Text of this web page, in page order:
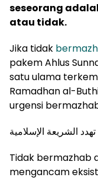
seseorang
atau tidak.
Jika tidak
pakem Ahlus
satu ulama
Ramadhan al-
urgensi
الشريعة الإسلامية
Tidak bermazhab
mengancam